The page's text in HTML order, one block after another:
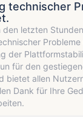
technischer
den letzten
der
für den
bietet allen
Dank für Ihre